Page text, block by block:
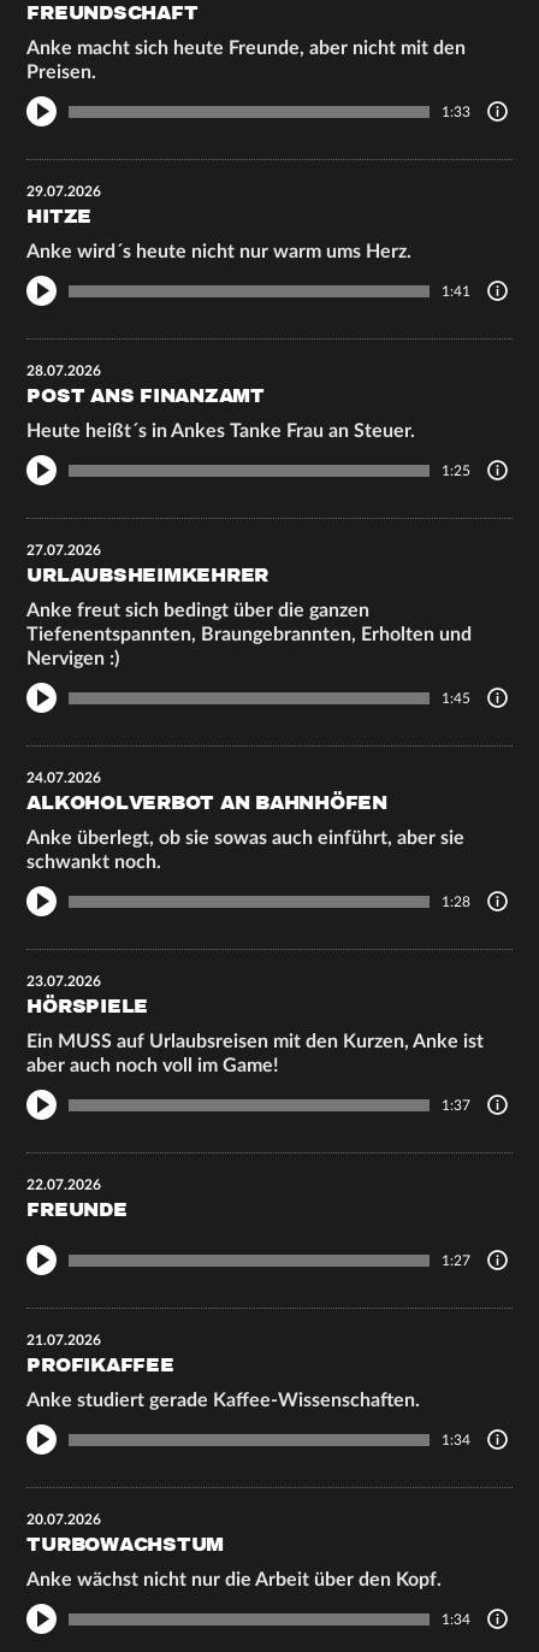
FREUNDSCHAFT
Anke macht sich heute Freunde, aber nicht mit den
Preisen.
1:33
29.07.2026
HITZE
Anke wird´s heute nicht nur warm ums Herz.
1:41
28.07.2026
POST ANS FINANZAMT
Heute heißt´s in Ankes Tanke Frau an Steuer.
1:25
27.07.2026
URLAUBSHEIMKEHRER
Anke freut sich bedingt über die ganzen
Tiefenentspannten, Braungebrannten, Erholten und
Nervigen :)
1:45
24.07.2026
ALKOHOLVERBOT AN BAHNHÖFEN
Anke überlegt, ob sie sowas auch einführt, aber sie
schwankt noch.
1:28
23.07.2026
HÖRSPIELE
Ein MUSS auf Urlaubsreisen mit den Kurzen, Anke ist
aber auch noch voll im Game!
1:37
22.07.2026
FREUNDE
1:27
21.07.2026
PROFIKAFFEE
Anke studiert gerade Kaffee-Wissenschaften.
1:34
20.07.2026
TURBOWACHSTUM
Anke wächst nicht nur die Arbeit über den Kopf.
1:34